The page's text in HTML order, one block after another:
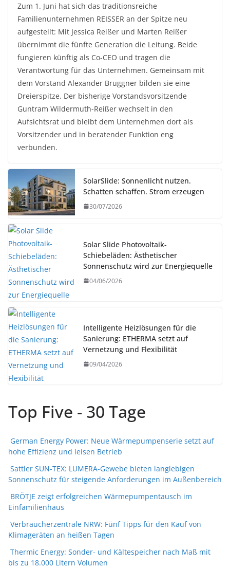
Zum 1. Juni hat sich das traditionsreiche
Familienunternehmen REISSER an der Spitze neu
aufgestellt: Mit Jessica Reißer und Marten Reißer
übernimmt die fünfte Generation die Leitung. Beide
fungieren künftig als Co-CEO und tragen die
Verantwortung für das Unternehmen. Gemeinsam mit
dem Vorstand Alexander Bruggner bilden sie eine
Dreierspitze. Der bisherige Vorstandsvorsitzende
Guntram Wildermuth-Reißer wechselt in den
Aufsichtsrat und bleibt dem Unternehmen dort als
Vorsitzender und in beratender Funktion eng
verbunden.
SolarSlide: Sonnenlicht nutzen.
Schatten schaffen. Strom erzeugen
30/07/2026
Solar Slide Photovoltaik-
Schiebeläden: Ästhetischer
Sonnenschutz wird zur Energiequelle
04/06/2026
Intelligente Heizlösungen für die
Sanierung: ETHERMA setzt auf
Vernetzung und Flexibilität
09/04/2026
Top Five - 30 Tage
German Energy Power: Neue Wärmepumpenserie setzt auf
hohe Effizienz und leisen Betrieb
Sattler SUN-TEX: LUMERA-Gewebe bieten langlebigen
Sonnenschutz für steigende Anforderungen im Außenbereich
BRÖTJE zeigt erfolgreichen Wärmepumpentausch im
Einfamilienhaus
Verbraucherzentrale NRW: Fünf Tipps für den Kauf von
Klimageräten an heißen Tagen
Thermic Energy: Sonder- und Kältespeicher nach Maß mit
bis zu 18.000 Litern Volumen